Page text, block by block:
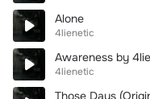
Alone
4lienetic
Awareness by
4lienetic
Those Days